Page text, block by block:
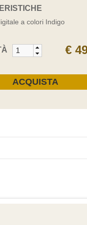
a colori Indigo
€